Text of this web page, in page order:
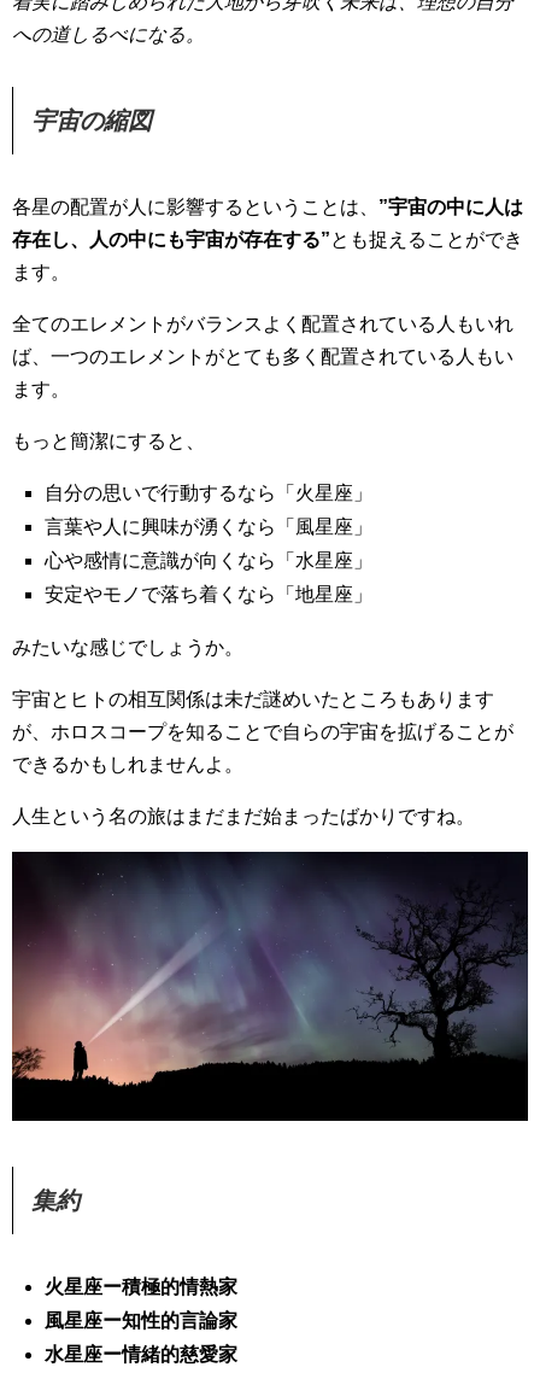
への道しるべになる。
宇宙の縮図
各星の配置が人に影響するということは、 ”宇宙の中に人は
存在し、人の中にも宇宙が存在する”とも捉えることができ
ます。
全てのエレメントがバランスよく配置されている人もいれ
ば、一つのエレメントがとても多く配置されている人もい
ます。
もっと簡潔にすると、
自分の思いで行動するなら「火星座」
言葉や人に興味が湧くなら「風星座」
心や感情に意識が向くなら「水星座」
安定やモノで落ち着くなら「地星座」
みたいな感じでしょうか。
宇宙とヒトの相互関係は未だ謎めいたところもあります
が、ホロスコープを知ることで自らの宇宙を拡げることが
できるかもしれませんよ。
人生という名の旅はまだまだ始まったばかりですね。
集約
火星座ー積極的情熱家
風星座ー知性的言論家
水星座ー情緒的慈愛家